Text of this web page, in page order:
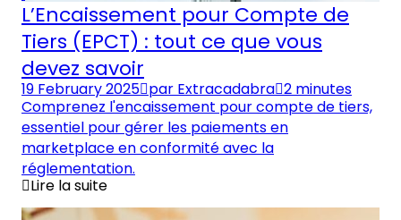
L’Encaissement pour Compte de
Tiers (EPCT) : tout ce que vous
devez savoir
19 February 2025 par Extracadabra 2 minutes
Comprenez l'encaissement pour compte de tiers,
essentiel pour gérer les paiements en
marketplace en conformité avec la
réglementation.
Lire la suite